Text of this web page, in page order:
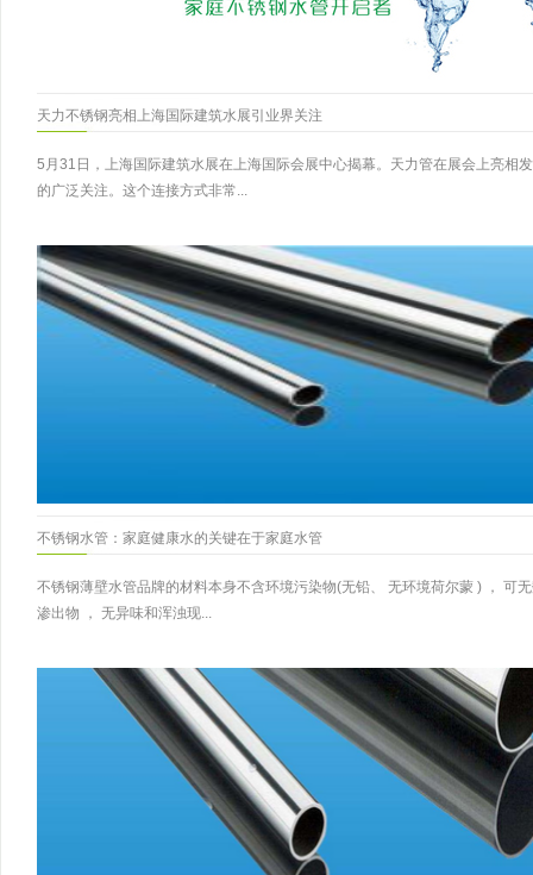
天力不锈钢亮相上海国际建筑水展引业界关注
5月31日，上海国际建筑水展在上海国际会展中心揭幕。天力管在展会上亮相
的广泛关注。这个连接方式非常...
不锈钢水管：家庭健康水的关键在于家庭水管
不锈钢薄壁水管品牌的材料本身不含环境污染物(无铅、 无环境荷尔蒙 ) ， 可
渗出物 ， 无异味和浑浊现...